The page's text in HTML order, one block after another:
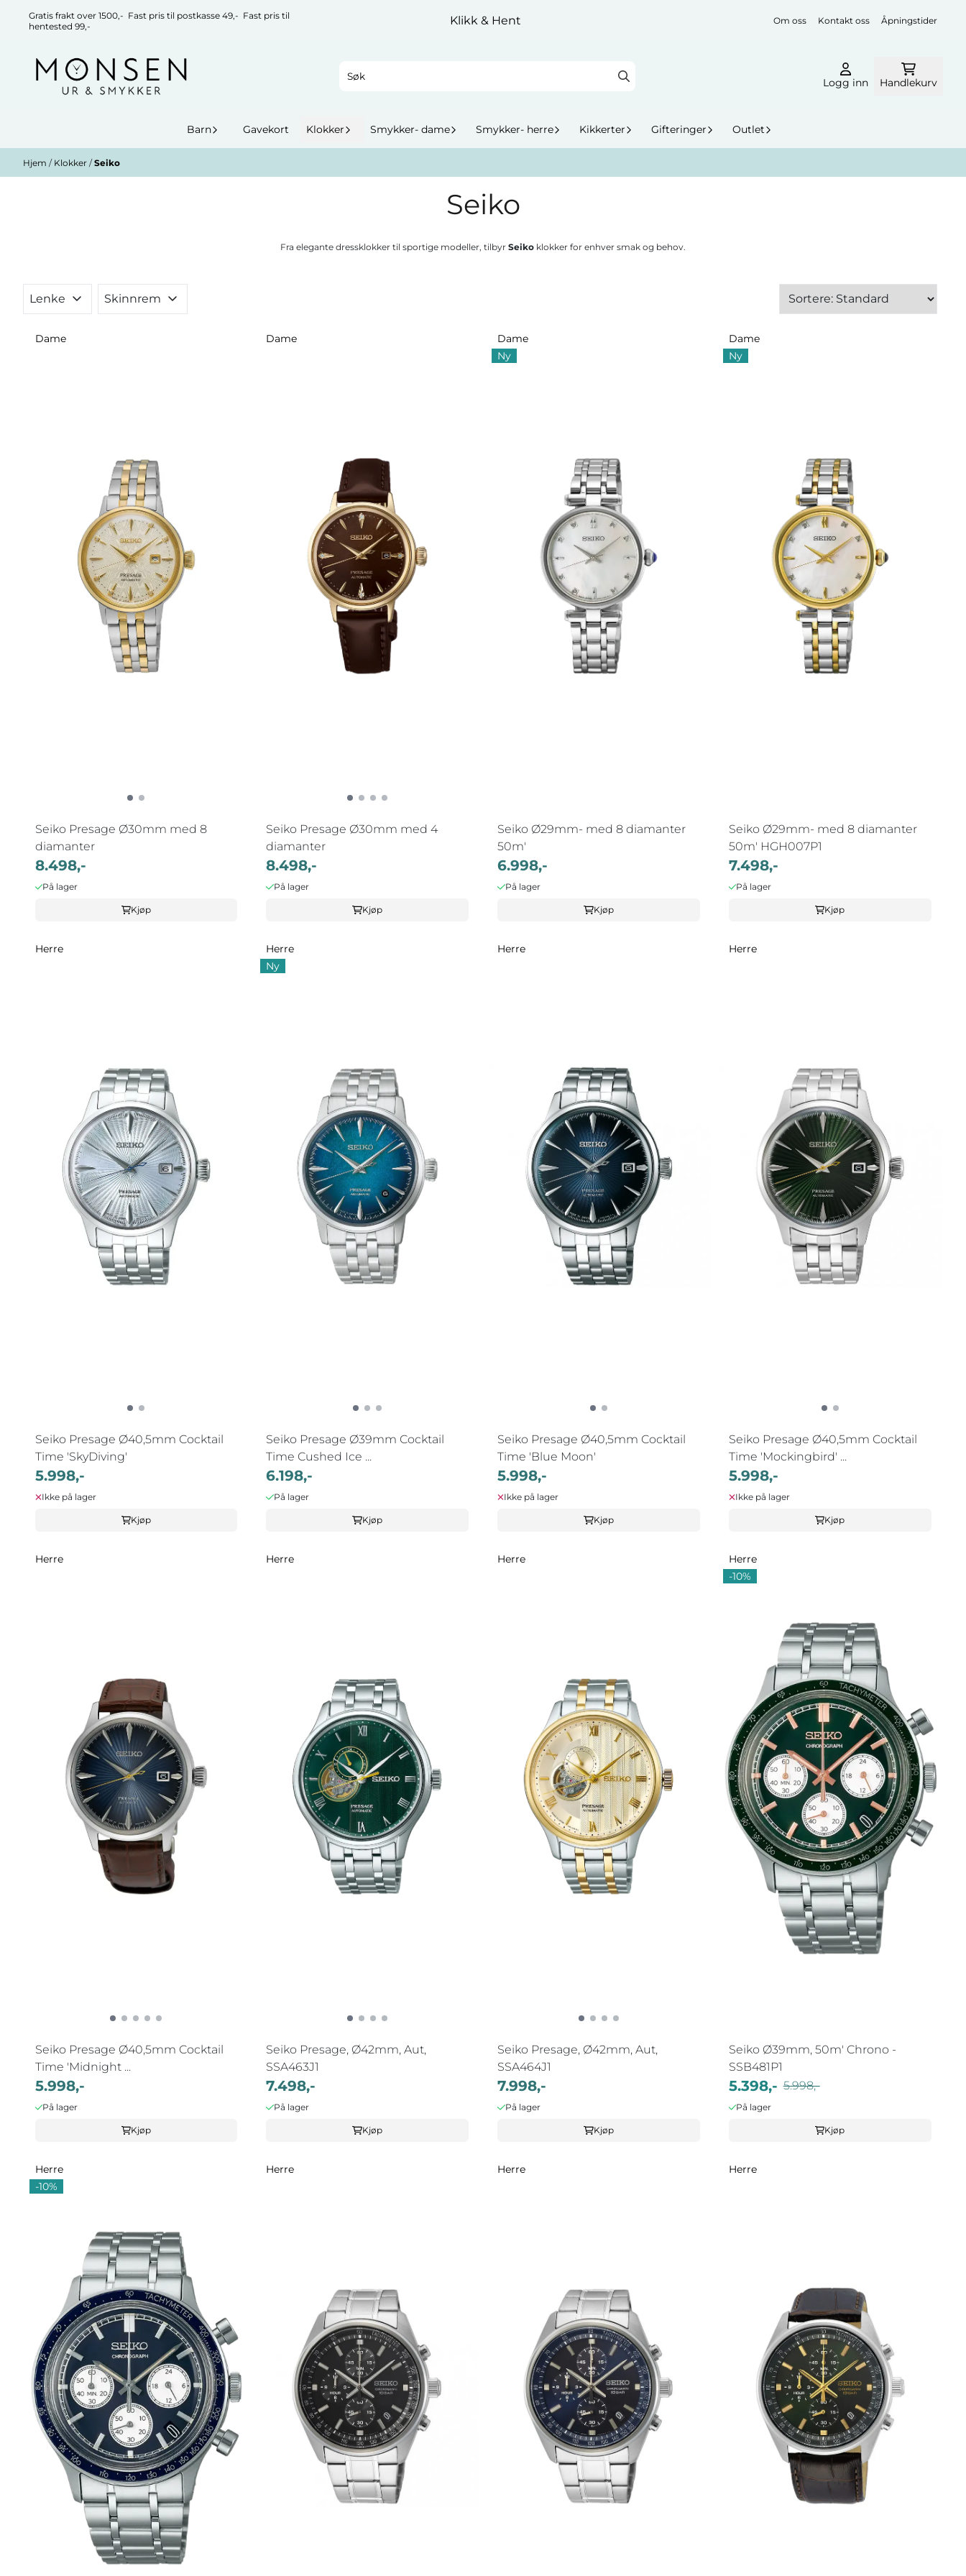
Hopp til innhold
Gratis frakt over 1500,- Fast pris til postkasse 49,- Fast pris til
hentested 99,-
Klikk & Hent Om oss Kontakt oss Åpningstider
Logg inn Handlekurv
Barn Gavekort Klokker Smykker- dame Smykker- herre Kikkerter Gifteringer Outlet
Hjem / Klokker /Seiko
Seiko
Fra elegante dressklokker til sportige modeller, tilbyr Seiko klokker for enhver smak og behov.
Lenke Skinnrem
Dame
Seiko Presage Ø30mm med 8
diamanter
8.498,-
På lager
Kjøp
Dame
Seiko Presage Ø30mm med 4
diamanter
8.498,-
På lager
Kjøp
Dame
Ny
Seiko Ø29mm- med 8 diamanter
50m'
6.998,-
På lager
Kjøp
Dame
Ny
Seiko Ø29mm- med 8 diamanter
50m' HGH007P1
7.498,-
På lager
Kjøp
Herre
Seiko Presage Ø40,5mm Cocktail
Time 'SkyDiving'
5.998,-
Ikke på lager
Kjøp
Herre
Ny
Seiko Presage Ø39mm Cocktail
Time Cushed Ice ...
6.198,-
På lager
Kjøp
Herre
Seiko Presage Ø40,5mm Cocktail
Time 'Blue Moon'
5.998,-
Ikke på lager
Kjøp
Herre
Seiko Presage Ø40,5mm Cocktail
Time 'Mockingbird' ...
5.998,-
Ikke på lager
Kjøp
Herre
Seiko Presage Ø40,5mm Cocktail
Time 'Midnight ...
5.998,-
På lager
Kjøp
Herre
Seiko Presage, Ø42mm, Aut,
SSA463J1
7.498,-
På lager
Kjøp
Herre
Seiko Presage, Ø42mm, Aut,
SSA464J1
7.998,-
På lager
Kjøp
Herre
-10%
Seiko Ø39mm, 50m' Chrono -
SSB481P1
5.398,- 5.998,-
På lager
Kjøp
Herre
-10%
Herre Herre Herre